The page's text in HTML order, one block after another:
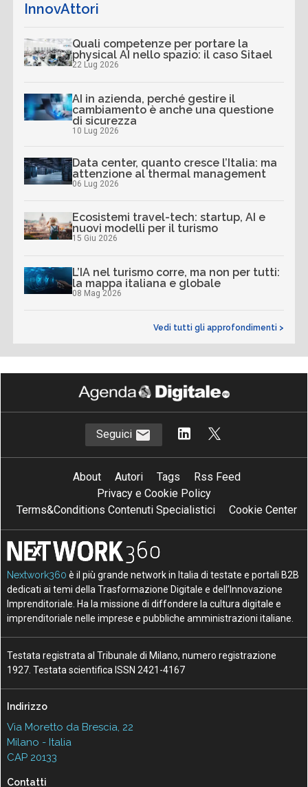
InnovAttori
Quali competenze per portare la
physical AI nello spazio: il caso Sitael
22 Lug 2026
AI in azienda, perché gestire il
cambiamento è anche una questione
di sicurezza
10 Lug 2026
Data center, quanto cresce l’Italia: ma
attenzione al thermal management
06 Lug 2026
Ecosistemi travel-tech: startup, AI e
nuovi modelli per il turismo
15 Giu 2026
L’IA nel turismo corre, ma non per tutti:
la mappa italiana e globale
08 Mag 2026
Vedi tutti gli approfondimenti >
Seguici
About Autori Tags
Rss Feed
Privacy e Cookie Policy
Terms&Conditions Contenuti Specialistici
Cookie Center
Nextwork360 è il più grande network in Italia di testate e portali B2B
dedicati ai temi della Trasformazione Digitale e dell’Innovazione
Imprenditoriale. Ha la missione di diffondere la cultura digitale e
imprenditoriale nelle imprese e pubbliche amministrazioni italiane.
Testata registrata al Tribunale di Milano, numero registrazione
1927. Testata scientifica ISSN 2421-4167
Indirizzo
Via Moretto da Brescia, 22
Milano - Italia
CAP 20133
Contatti